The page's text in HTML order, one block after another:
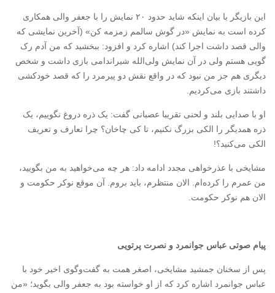
این بازیگر با بیان اینکه شاید حدود ۲۰ نمایش را با جعفر والی همکاری
کرده است به نمایش «در گوش سالمم زمزمه کن» (آخرین نمایشی که
والی قصد داشت اجرا کند) اشاره کرد و افزود: ببخشید که من آدم رک
گویی هستم ولی در آن نمایش ولی‌الله شیراندامی بازی داشت و شخص
دیگری هم جز من نبود که در واقع نقش دو پیرمرد را که قصد خودکشی
داشتند بازی می‌کردیم.
او با صدایی بلند و لحنی تقریبا عصبانی گفت: یک ذره دروغ نگوییم، یک
ذره همدیگر را الکی بزرگ نکنیم، تا کی چاخان؟ چرا تعارف و تعریف
الکی می‌کنید؟!
مشایخی با عذرخواهی مجدد ادامه داد: هر چه می‌خواهید به من بگویید،
من عمرم را کرده‌ام. الان منتظرم، باید بروم. آن موقع نوکر حکومت و
الان هم نوکر حکومت.
پیام صوتی عباس جوانمرد و نصرت پرتویی
پس از سخنان جمشید مشایخی، اصغر همت به گفت‌وگوی اخیر خود با
عباس جوانمرد اشاره کرد که از او خواسته بود به جعفر والی بگوید؛ «من